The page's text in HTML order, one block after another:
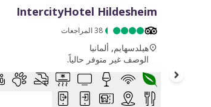
IntercityHotel Hildesheim
38المراجعات
هيلدسهايم, ألمانيا
الوصف غير متوفر حالياً.